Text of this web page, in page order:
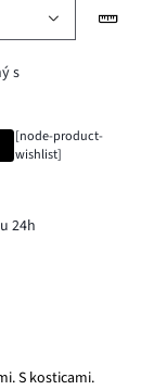
s
[node-product-
wishlist]
24h
S kosticami.